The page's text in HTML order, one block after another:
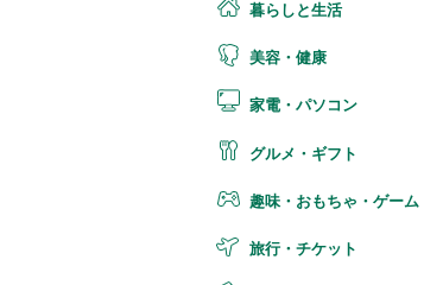
暮らしと生活
美容・健康
家電・パソコン
グルメ・ギフト
趣味・おもちゃ・ゲーム
旅行・チケット